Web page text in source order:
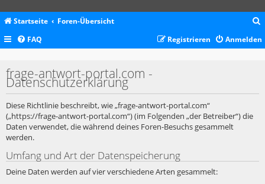
Startseite Foren-Übersicht
c
FAQ Anmelden
Registrieren
frage-antwort-portal.com -
Datenschutzerklärung
Diese Richtlinie beschreibt, wie „frage-antwort-portal.com“
(„https://frage-antwort-portal.com“) (im Folgenden „der Betreiber“) die
Daten verwendet, die während deines Foren-Besuchs gesammelt
werden.
Umfang und Art der Datenspeicherung
Deine Daten werden auf vier verschiedene Arten gesammelt: